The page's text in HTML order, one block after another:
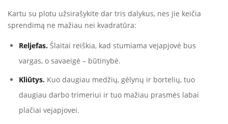
Kartu su plotu užsirašykite dar tris dalykus, nes jie keičia
sprendimą ne mažiau nei kvadratūra:
Reljefas. Šlaitai reiškia, kad stumiama vejapjovė bus
vargas, o savaeigė – būtinybė.
Kliūtys. Kuo daugiau medžių, gėlynų ir bortelių, tuo
daugiau darbo trimeriui ir tuo mažiau prasmės labai
plačiai vejapjovei.